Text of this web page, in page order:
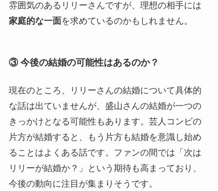
雰囲気のあるリリーさんですが、理想の相手には
家庭的な一面を求めているのかもしれません。
③ 今後の結婚の可能性はあるのか？
現在のところ、リリーさんの結婚について具体的
な話は出ていませんが、盛山さんの結婚が一つの
きっかけとなる可能性もあります。芸人コンビの
片方が結婚すると、もう片方も結婚を意識し始め
ることはよくある話です。ファンの間では「次は
リリーが結婚か？」という期待も高まっており、
今後の動向に注目が集まりそうです。